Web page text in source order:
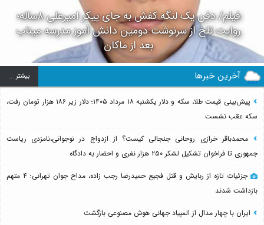
فیلم/ دفن یک لنگه کفش به جای پیکر امیرعلی ۸ساله؛
روایت تلخ از سرنوشت دومین دانش آموز مدرسه میناب
بعد از ماکان
آخرین خبرها بيشتر ...
پیش‌بینی قیمت طلا، سکه و دلار یکشنبه ۱۸ مرداد ۱۴۰۵؛ دلار زیر ۱۸۶ هزار تومان رفت،
سکه عقب نشست
محمدباقر خرازی روحانی جنجالی کیست؟ از ازدواج در نوجوانی،نامزدی ریاست
جمهوری تا فراخوان تشکیل لشکر ۲۵۰ هزار نفری و احضار به دادگاه
جزئیات تازه از ربایش و قتل فجیع حمیدرضا رجب زاده، مداح جوان تهرانی؛ ۴ متهم
بازداشت شدند
ایران با چهار مدال از المپیاد جهانی هوش مصنوعی بازگشت